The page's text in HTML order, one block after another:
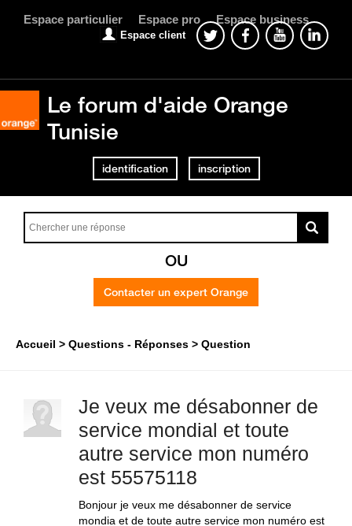
Espace particulier Espace pro Espace business
Espace client
Le forum d'aide Orange
Tunisie
identification inscription
OU
Contacter un expert Orange
Accueil Questions - Réponses Question
Je veux me désabonner de
service mondial et toute
autre service mon numéro
est 55575118
Bonjour je veux me désabonner de service
mondia et de toute autre service mon numéro est